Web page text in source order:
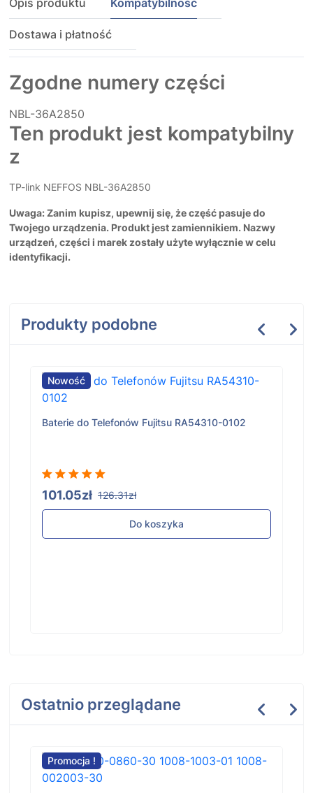
Opis produktu Kompatybilność
Dostawa i płatność
Zgodne numery części
NBL-36A2850
Ten produkt jest kompatybilny
z
TP-link NEFFOS NBL-36A2850
Uwaga: Zanim kupisz, upewnij się, że część pasuje do
Twojego urządzenia. Produkt jest zamiennikiem. Nazwy
urządzeń, części i marek zostały użyte wyłącznie w celu
identyfikacji.
Produkty podobne
Nowość
Baterie do Telefonów Fujitsu RA54310-0102
101.05zł 126.31zł
Do koszyka
Ostatnio przeglądane
Promocja !